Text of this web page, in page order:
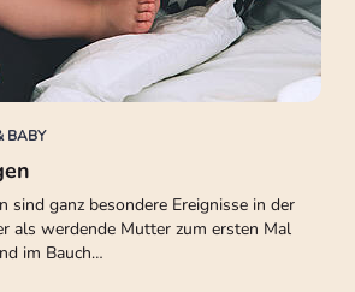
BABY
sind ganz besondere Ereignisse in der
als werdende Mutter zum ersten Mal
im Bauch…